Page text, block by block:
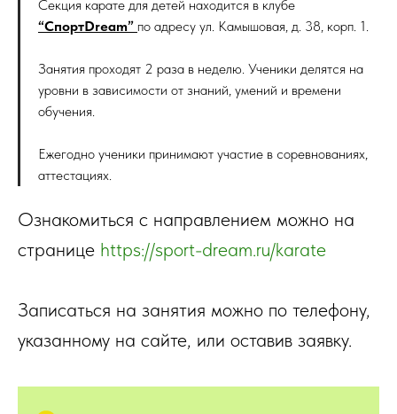
Секция карате для детей находится в клубе
“СпортDream” по адресу ул. Камышовая, д. 38, корп. 1.
Занятия проходят 2 раза в неделю. Ученики делятся на
уровни в зависимости от знаний, умений и времени
обучения.
Ежегодно ученики принимают участие в соревнованиях,
аттестациях.
Ознакомиться с направлением можно на
странице https://sport-dream.ru/karate
Записаться на занятия можно по телефону,
указанному на сайте, или оставив заявку.